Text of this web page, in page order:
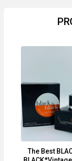
The Best BLACK IS